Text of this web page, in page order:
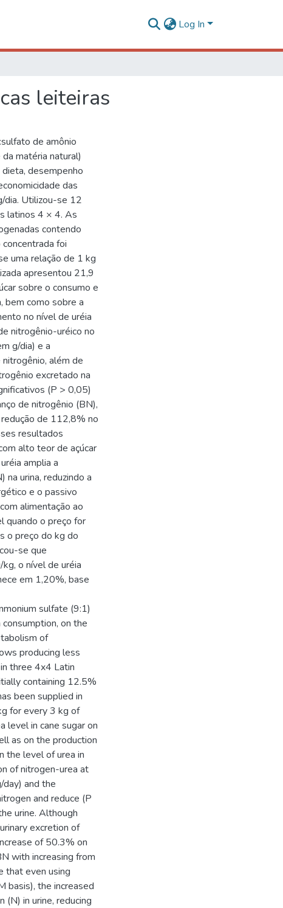
Log In
leiteiras
de amônio
matéria natural)
desempenho
das
dia. Utilizou-se 12
latinos 4 × 4. As
contendo
foi
uma relação de 1 kg
apresentou 21,9
sobre o consumo e
bem como sobre a
no nível de uréia
nitrogênio-uréico no
g/dia) e a
além de
excretado na
(P > 0,05)
de nitrogênio (BN),
de 112,8% no
resultados
alto teor de açúcar
amplia a
urina, reduzindo a
e o passivo
alimentação ao
quando o preço for
o preço do kg do
se que
o nível de uréia
em 1,20%, base
sulfate (9:1)
on the
of
producing less
three 4x4 Latin
containing 12.5%
been supplied in
for every 3 kg of
level in cane sugar on
as on the production
the level of urea in
of nitrogen-urea at
and the
and reduce (P
urine. Although
excretion of
of 50.3% on
with increasing from
that even using
basis), the increased
in urine, reducing